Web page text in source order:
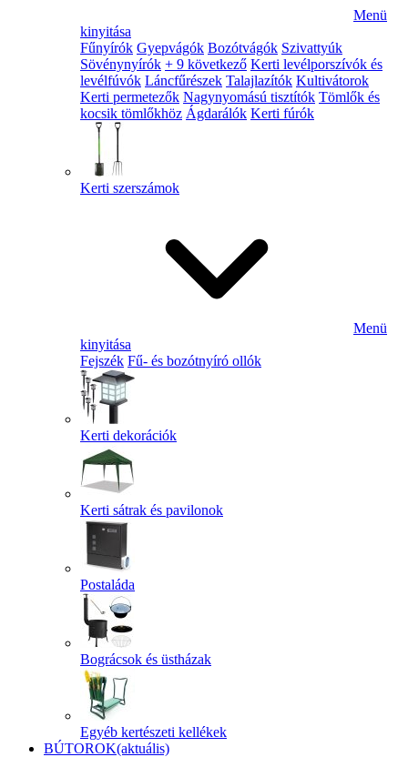
Menü
kinyitása
Fűnyírók Gyepvágók Bozótvágók Szivattyúk
Sövénynyírók + 9 következő Kerti levélporszívók és
levélfúvók Láncfűrészek Talajlazítók Kultivátorok
Kerti permetezők Nagynyomású tisztítók Tömlők és
kocsik tömlőkhöz Ágdarálók Kerti fúrók
Kerti szerszámok
Menü
kinyitása
Fejszék Fű- és bozótnyíró ollók
Kerti dekorációk
Kerti sátrak és pavilonok
Postaláda
Bográcsok és üstházak
Egyéb kertészeti kellékek
BÚTOROK(aktuális)